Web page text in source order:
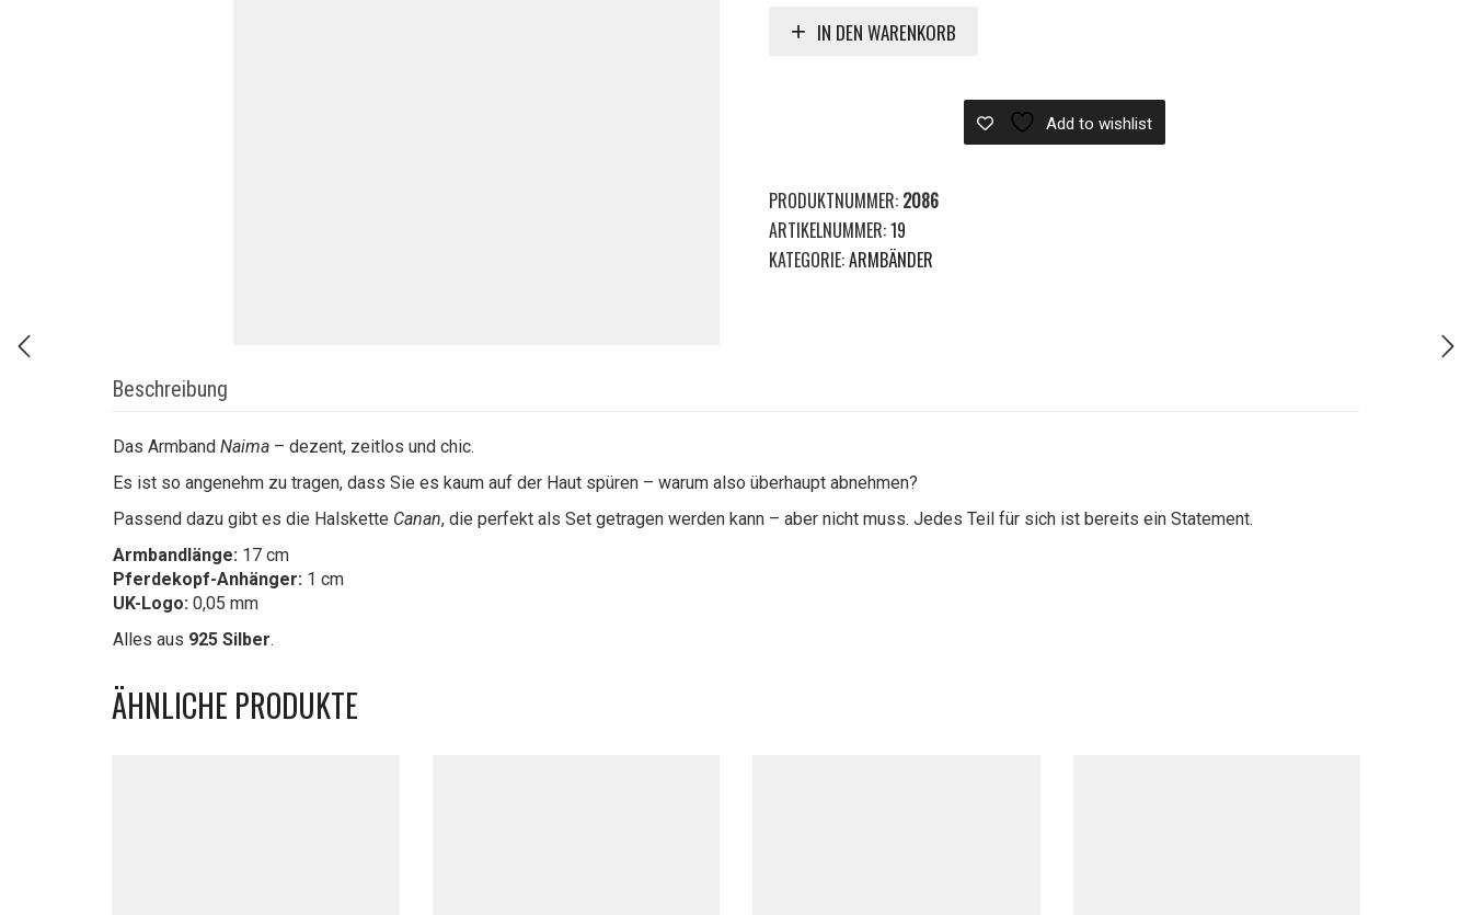
IN DEN WARENKORB
Add to wishlist
PRODUKTNUMMER: 2086
ARTIKELNUMMER:19
KATEGORIE:ARMBÄNDER
Beschreibung
Das Armband Naima – dezent, zeitlos und chic.
Es ist so angenehm zu tragen, dass Sie es kaum auf der Haut spüren – warum also überhaupt abnehmen?
Passend dazu gibt es die Halskette Canan, die perfekt als Set getragen werden kann – aber nicht muss. Jedes Teil für sich ist bereits ein Statement.
Armbandlänge: 17 cm
Pferdekopf-Anhänger: 1 cm
UK-Logo: 0,05 mm
Alles aus 925 Silber.
ÄHNLICHE PRODUKTE